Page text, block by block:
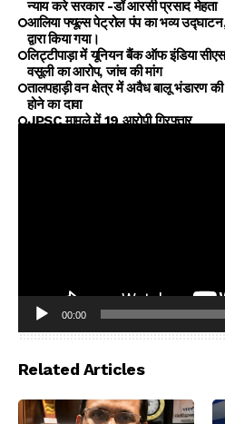
न्याय करे सरकार -डॉ आरसी प्रसाद मेहता
आलिया फ्यूल्स पेट्रोल पंप का भव्य
द्वारा किया गया।
लिट्टीपाड़ा में यूनियन बैंक ऑफ इंडिया
वसूली का आरोप, जांच की मांग
तालपहाड़ी वन क्षेत्र में अवैध बालू भंडारण
होने का दावा
JPSC मामले में 19 आरोपी गिरफ्तार
Player
00:00
Related Articles